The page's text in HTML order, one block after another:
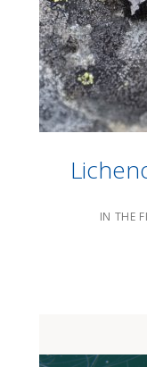
IN THE